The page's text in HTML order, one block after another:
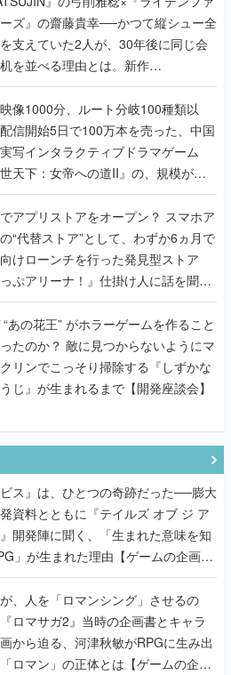
ズ』の齋藤貴幸──かつて縦シュー全
支えていた2人が、30年後に同じ会
を並べる理由とは。新作
EXTREME』で初タッグを組
ジェンド2人に訊く開発秘話
像1000分、ルート分岐100種類以
信開始5日で100万本を売った、中国
写インタラクティブドラマゲーム
世天下：女帝への道II』の、規模が違
わりをプロデューサーに聞いた
アプリストアをオープン？ スマホア
“代替ストア”として、わずか6ヵ月で
けローンチを行った発見型ストア
っぷアリーナ！』仕掛け人に話を聞い
“あの花王” がホラーゲームを作ること
敵に見つからないようにマ
リンでこっそり掃除する『しずかな
じ』が生まれるまで【開発座談会】
ビス』は、ひとつの奇跡だった──膨大
資料とともに『テイルズ オブ ジ ア
開発陣に聞く、「生まれた意味を知
」が生まれた理由【ゲームの企画
、人を「ロマンシング」させるの
ロマサガ2』当時の企画書とキャラ
から迫る、河津秋敏がRPGに生み出
ロマン」の正体とは【ゲームの企画